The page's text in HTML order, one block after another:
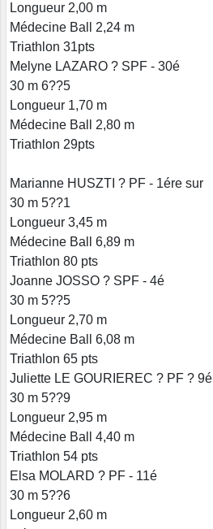
Longueur 2,00 m
Médecine Ball 2,24 m
Triathlon 31pts
Melyne LAZARO ? SPF - 30é
30 m 6??5
Longueur 1,70 m
Médecine Ball 2,80 m
Triathlon 29pts
Marianne HUSZTI ? PF - 1ére sur
30 m 5??1
Longueur 3,45 m
Médecine Ball 6,89 m
Triathlon 80 pts
Joanne JOSSO ? SPF - 4é
30 m 5??5
Longueur 2,70 m
Médecine Ball 6,08 m
Triathlon 65 pts
Juliette LE GOURIEREC ? PF ? 9é
30 m 5??9
Longueur 2,95 m
Médecine Ball 4,40 m
Triathlon 54 pts
Elsa MOLARD ? PF - 11é
30 m 5??6
Longueur 2,60 m